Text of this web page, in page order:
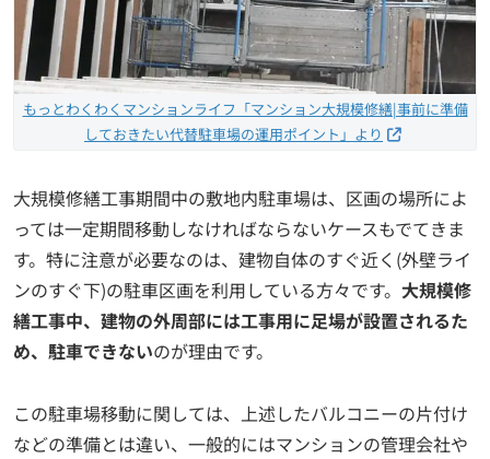
もっとわくわくマンションライフ「マンション大規模修繕|事前に準備
しておきたい代替駐車場の運用ポイント」より
大規模修繕工事期間中の敷地内駐車場は、区画の場所によ
っては一定期間移動しなければならないケースもでてきま
す。特に注意が必要なのは、建物自体のすぐ近く(外壁ライ
ンのすぐ下)の駐車区画を利用している方々です。 大規模修
繕工事中、建物の外周部には工事用に足場が設置されるた
め、駐車できないのが理由です。
この駐車場移動に関しては、上述したバルコニーの片付け
などの準備とは違い、一般的にはマンションの管理会社や